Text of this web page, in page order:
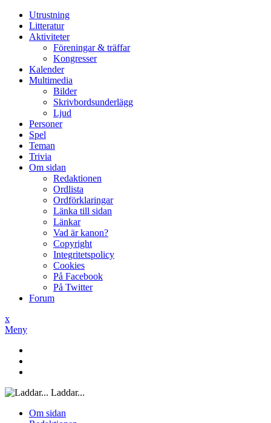
Utrustning
Litteratur
Aktiviteter
Föreningar & träffar
Kongresser
Kalender
Multimedia
Bilder
Skrivbordsunderlägg
Ljud
Personer
Spel
Teman
Trivia
Om sidan
Redaktionen
Ordlista
Ordförklaringar
Länka till sidan
Länkar
Vad är kanon?
Copyright
Integritetspolicy
Cookies
På Facebook
På Twitter
Forum
x
Meny
Laddar...
Om sidan